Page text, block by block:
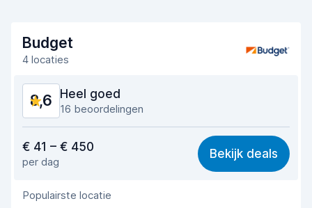
Budget
4 locaties
8,6 Heel goed
16 beoordelingen
8,1
Makkelijk te vinden 8,7
Behulpzame medewerker
€ 41 – € 450
per dag
Bekijk deals
Populairste locatie